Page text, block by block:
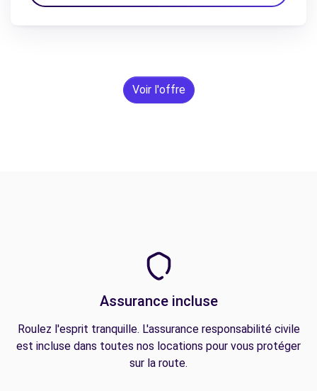
Voir l'offre
Assurance incluse
Roulez l'esprit tranquille. L'assurance responsabilité civile
est incluse dans toutes nos locations pour vous protéger
sur la route.